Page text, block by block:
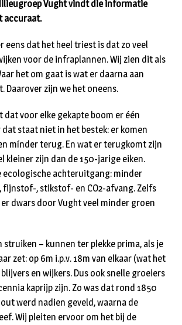
Vught vindt die informatie
accuraat.
eens dat het heel triest is dat zo veel
voor de infraplannen. Wij zien dit als
het om gaat is wat er daarna aan
Daarover zijn we het oneens.
dat voor elke gekapte boom er één
staat niet in het bestek: er komen
mínder terug. En wat er terugkomt zijn
kleiner zijn dan de 150-jarige eiken.
ecologische achteruitgang: minder
fijnstof-, stikstof- en CO2-afvang. Zelfs
er dwars door Vught veel minder groen
struiken – kunnen ter plekke prima, als je
zet: op 6m i.p.v. 18m van elkaar (wat het
en wijkers. Dus ook snelle groeiers
kaprijp zijn. Zo was dat rond 1850
werd nadien geveld, waarna de
Wij pleiten ervoor om het bij de